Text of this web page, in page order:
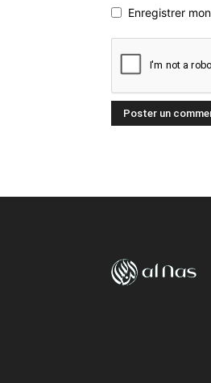
Enregistrer